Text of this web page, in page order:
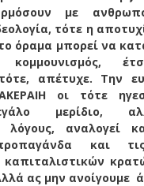
με
τότε η
όραμα μπορεί να
απέτυχε. Την
οι τότε
μερίδιο,
λόγους, αναλογεί
και
ας μην ανοίγουμε